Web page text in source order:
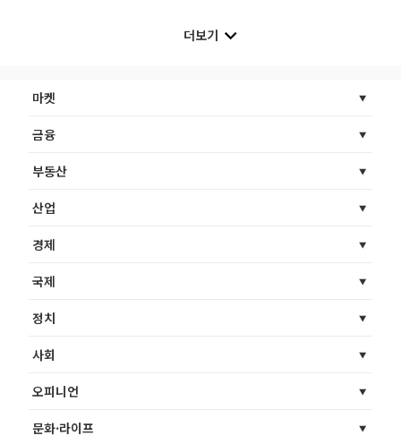
더보기
마켓
금융
부동산
산업
경제
국제
정치
사회
오피니언
문화·라이프